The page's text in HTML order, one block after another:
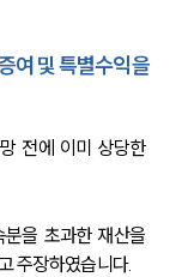
여 및 특별수익을
전에 이미 상당한
을 초과한 재산을
주장하였습니다.